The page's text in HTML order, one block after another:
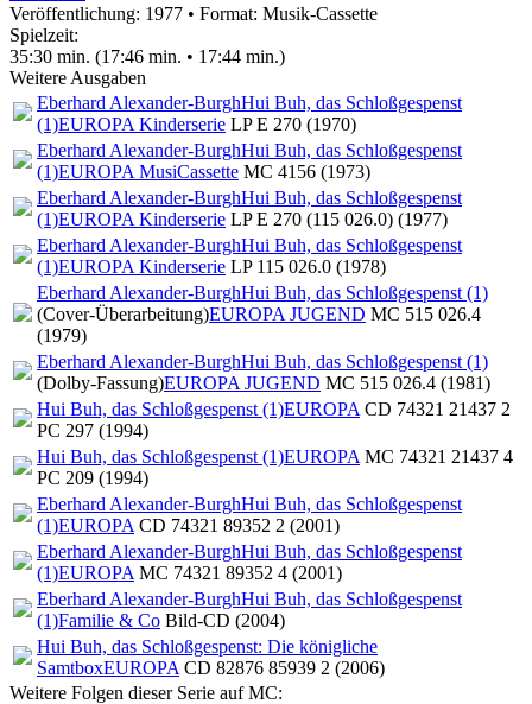
Veröffentlichung: 1977 • Format: Musik-Cassette
Spielzeit:
35:30 min. (17:46 min. • 17:44 min.)
Weitere Ausgaben
Eberhard Alexander-BurghHui Buh, das Schloßgespenst
(1)EUROPA Kinderserie LP E 270 (1970)
Eberhard Alexander-BurghHui Buh, das Schloßgespenst
(1)EUROPA MusiCassette MC 4156 (1973)
Eberhard Alexander-BurghHui Buh, das Schloßgespenst
(1)EUROPA Kinderserie LP E 270 (115 026.0) (1977)
Eberhard Alexander-BurghHui Buh, das Schloßgespenst
(1)EUROPA Kinderserie LP 115 026.0 (1978)
Eberhard Alexander-BurghHui Buh, das Schloßgespenst (1)
(Cover-Überarbeitung)EUROPA JUGEND MC 515 026.4
(1979)
Eberhard Alexander-BurghHui Buh, das Schloßgespenst (1)
(Dolby-Fassung)EUROPA JUGEND MC 515 026.4 (1981)
Hui Buh, das Schloßgespenst (1)EUROPA CD 74321 21437 2
PC 297 (1994)
Hui Buh, das Schloßgespenst (1)EUROPA MC 74321 21437 4
PC 209 (1994)
Eberhard Alexander-BurghHui Buh, das Schloßgespenst
(1)EUROPA CD 74321 89352 2 (2001)
Eberhard Alexander-BurghHui Buh, das Schloßgespenst
(1)EUROPA MC 74321 89352 4 (2001)
Eberhard Alexander-BurghHui Buh, das Schloßgespenst
(1)Familie & Co Bild-CD (2004)
Hui Buh, das Schloßgespenst: Die königliche
SamtboxEUROPA CD 82876 85939 2 (2006)
Weitere Folgen dieser Serie auf MC: